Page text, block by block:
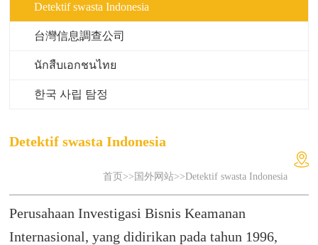
Detektif swasta Indonesia
台灣信息調查公司
นักสืบเอกชนไทย
한국 사립 탐정
Detektif swasta Indonesia
首页 >> 国外网站>>Detektif swasta Indonesia
Perusahaan Investigasi Bisnis Keamanan
Internasional, yang didirikan pada tahun 1996,